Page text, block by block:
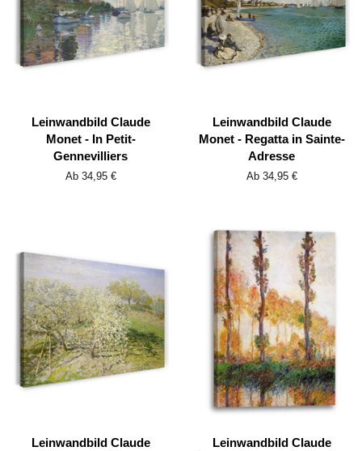
Leinwandbild Claude
Monet - In Petit-
Gennevilliers
Ab 34,95 €
Leinwandbild Claude
Monet - Regatta in Sainte-
Adresse
Ab 34,95 €
Leinwandbild Claude
Leinwandbild Claude